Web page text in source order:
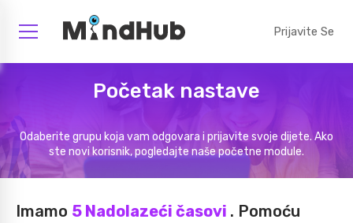
Prijavite Se
Početak nastave
Odaberite grupu koja vam odgovara i prijavite svoje dijete. Ako
ste novi korisnik, pogledajte naše početne module.
Imamo 5 Nadolazeći časovi . Pomoću